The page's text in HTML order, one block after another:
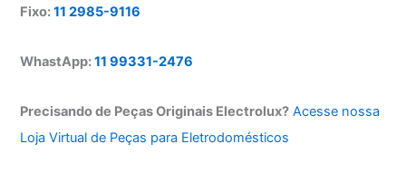
Fixo:11 2985-9116
WhastApp:11 99331-2476
Precisando de Peças Originais Electrolux? Acesse nossa
Loja Virtual de Peças para Eletrodomésticos